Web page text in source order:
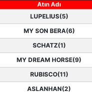
Atın Adı
LUPELIUS(5)
MY SON BERA(6)
SCHATZ(1)
MY DREAM HORSE(9)
RUBISCO(11)
ASLANHAN(2)